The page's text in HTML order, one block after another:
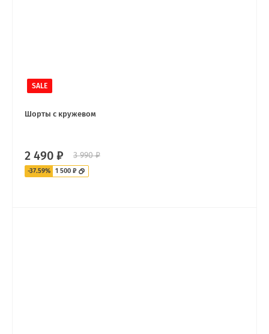
SALE
Шорты с кружевом
2 490 ₽ 3 990 ₽
-37.59% 1 500 ₽